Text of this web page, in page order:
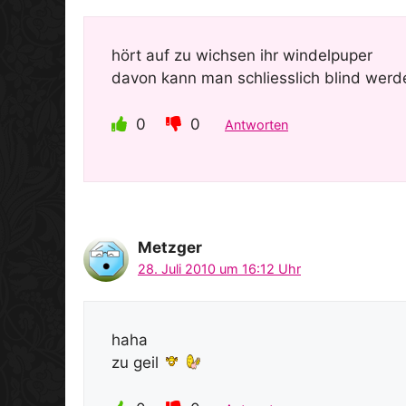
hört auf zu wichsen ihr windelpuper
davon kann man schliesslich blind
0 0 Antworten
Metzger
28. Juli 2010 um 16:12 Uhr
haha
zu geil